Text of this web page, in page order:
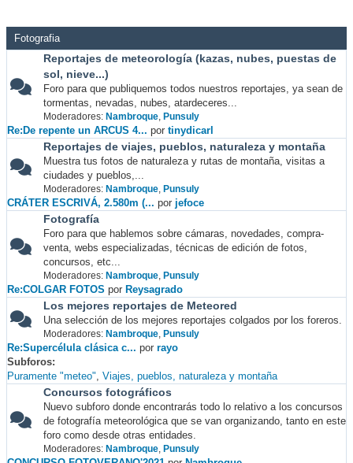
Fotografia
Reportajes de meteorología (kazas, nubes, puestas de
sol, nieve...)
Foro para que publiquemos todos nuestros reportajes, ya sean de
tormentas, nevadas, nubes, atardeceres...
Moderadores: Nambroque, Punsuly
Re:De repente un ARCUS 4... por tinydicarl
Reportajes de viajes, pueblos, naturaleza y montaña
Muestra tus fotos de naturaleza y rutas de montaña, visitas a
ciudades y pueblos,...
Moderadores: Nambroque, Punsuly
CRÁTER ESCRIVÁ, 2.580m (... por jefoce
Fotografía
Foro para que hablemos sobre cámaras, novedades, compra-
venta, webs especializadas, técnicas de edición de fotos,
concursos, etc...
Moderadores: Nambroque, Punsuly
Re:COLGAR FOTOS por Reysagrado
Los mejores reportajes de Meteored
Una selección de los mejores reportajes colgados por los foreros.
Moderadores: Nambroque, Punsuly
Re:Supercélula clásica c... por rayo
Subforos
Puramente "meteo" Viajes, pueblos, naturaleza y montaña
Concursos fotográficos
Nuevo subforo donde encontrarás todo lo relativo a los concursos
de fotografía meteorológica que se van organizando, tanto en este
foro como desde otras entidades.
Moderadores: Nambroque, Punsuly